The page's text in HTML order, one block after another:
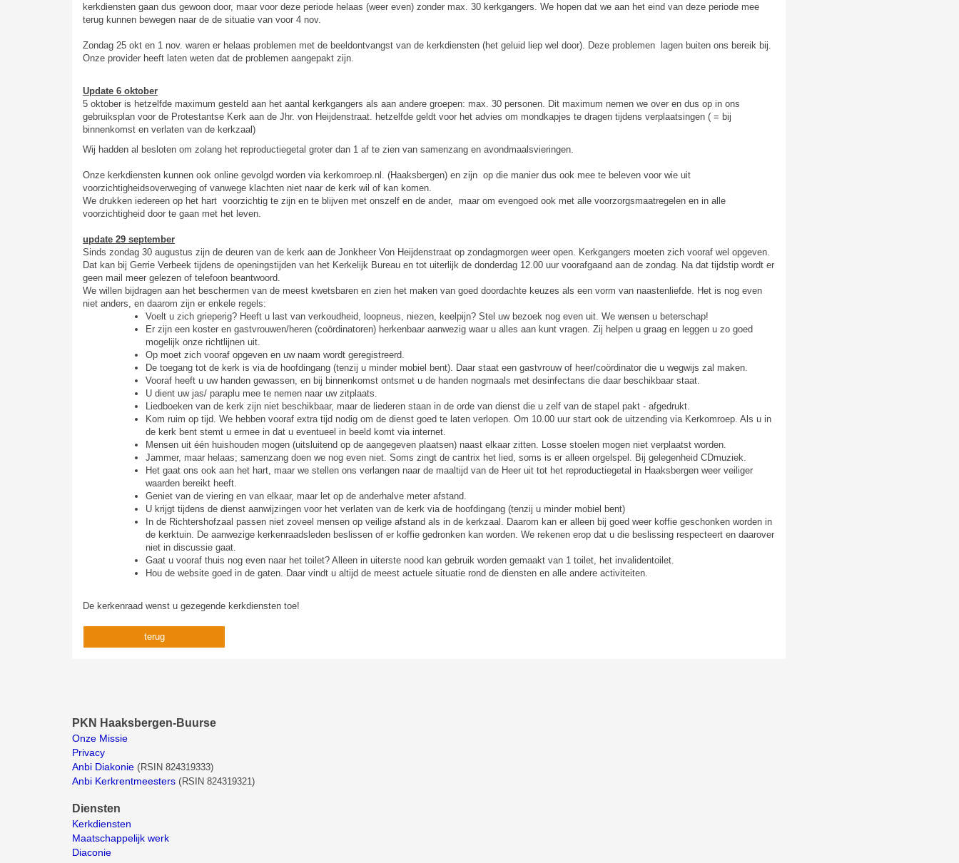
kerkdiensten gaan dus gewoon door, maar voor deze periode helaas (weer even) zonder max. 30 kerkgangers. We hopen dat we aan het eind van deze periode mee
terug kunnen bewegen naar de de situatie van voor 4 nov.
Zondag 25 okt en 1 nov. waren er helaas problemen met de beeldontvangst van de kerkdiensten (het geluid liep wel door). Deze problemen lagen buiten ons bereik bij.
Onze provider heeft laten weten dat de problemen aangepakt zijn.
Update 6 oktober
5 oktober is hetzelfde maximum gesteld aan het aantal kerkgangers als aan andere groepen: max. 30 personen. Dit maximum nemen we over en dus op in ons
gebruiksplan voor de Protestantse Kerk aan de Jhr. von Heijdenstraat. hetzelfde geldt voor het advies om mondkapjes te dragen tijdens verplaatsingen ( = bij
binnenkomst en verlaten van de kerkzaal)
Wij hadden al besloten om zolang het reproductiegetal groter dan 1 af te zien van samenzang en avondmaalsvieringen.
Onze kerkdiensten kunnen ook online gevolgd worden via kerkomroep.nl. (Haaksbergen) en zijn op die manier dus ook mee te beleven voor wie uit
voorzichtigheidsoverweging of vanwege klachten niet naar de kerk wil of kan komen.
We drukken iedereen op het hart voorzichtig te zijn en te blijven met onszelf en de ander, maar om evengoed ook met alle voorzorgsmaatregelen en in alle
voorzichtigheid door te gaan met het leven.
update 29 september
Sinds zondag 30 augustus zijn de deuren van de kerk aan de Jonkheer Von Heijdenstraat op zondagmorgen weer open. Kerkgangers moeten zich vooraf wel opgeven.
Dat kan bij Gerrie Verbeek tijdens de openingstijden van het Kerkelijk Bureau en tot uiterlijk de donderdag 12.00 uur voorafgaand aan de zondag. Na dat tijdstip wordt er
geen mail meer gelezen of telefoon beantwoord.
We willen bijdragen aan het beschermen van de meest kwetsbaren en zien het maken van goed doordachte keuzes als een vorm van naastenliefde. Het is nog even
niet anders, en daarom zijn er enkele regels:
Voelt u zich grieperig? Heeft u last van verkoudheid, loopneus, niezen, keelpijn? Stel uw bezoek nog even uit. We wensen u beterschap!
Er zijn een koster en gastvrouwen/heren (coördinatoren) herkenbaar aanwezig waar u alles aan kunt vragen. Zij helpen u graag en leggen u zo goed
mogelijk onze richtlijnen uit.
Op moet zich vooraf opgeven en uw naam wordt geregistreerd.
De toegang tot de kerk is via de hoofdingang (tenzij u minder mobiel bent). Daar staat een gastvrouw of heer/coördinator die u wegwijs zal maken.
Vooraf heeft u uw handen gewassen, en bij binnenkomst ontsmet u de handen nogmaals met desinfectans die daar beschikbaar staat.
U dient uw jas/ paraplu mee te nemen naar uw zitplaats.
Liedboeken van de kerk zijn niet beschikbaar, maar de liederen staan in de orde van dienst die u zelf van de stapel pakt - afgedrukt.
Kom ruim op tijd. We hebben vooraf extra tijd nodig om de dienst goed te laten verlopen. Om 10.00 uur start ook de uitzending via Kerkomroep. Als u in
de kerk bent stemt u ermee in dat u eventueel in beeld komt via internet.
Mensen uit één huishouden mogen (uitsluitend op de aangegeven plaatsen) naast elkaar zitten. Losse stoelen mogen niet verplaatst worden.
Jammer, maar helaas; samenzang doen we nog even niet. Soms zingt de cantrix het lied, soms is er alleen orgelspel. Bij gelegenheid CDmuziek.
Het gaat ons ook aan het hart, maar we stellen ons verlangen naar de maaltijd van de Heer uit tot het reproductiegetal in Haaksbergen weer veiliger
waarden bereikt heeft.
Geniet van de viering en van elkaar, maar let op de anderhalve meter afstand.
U krijgt tijdens de dienst aanwijzingen voor het verlaten van de kerk via de hoofdingang (tenzij u minder mobiel bent)
In de Richtershofzaal passen niet zoveel mensen op veilige afstand als in de kerkzaal. Daarom kan er alleen bij goed weer koffie geschonken worden in
de kerktuin. De aanwezige kerkenraadsleden beslissen of er koffie gedronken kan worden. We rekenen erop dat u die beslissing respecteert en daarover
niet in discussie gaat.
Gaat u vooraf thuis nog even naar het toilet? Alleen in uiterste nood kan gebruik worden gemaakt van 1 toilet, het invalidentoilet.
Hou de website goed in de gaten. Daar vindt u altijd de meest actuele situatie rond de diensten en alle andere activiteiten.
De kerkenraad wenst u gezegende kerkdiensten toe!
terug
PKN Haaksbergen-Buurse
Onze Missie
Privacy
Anbi Diakonie (RSIN 824319333)
Anbi Kerkrentmeesters (RSIN 824319321)
Diensten
Kerkdiensten
Maatschappelijk werk
Diaconie